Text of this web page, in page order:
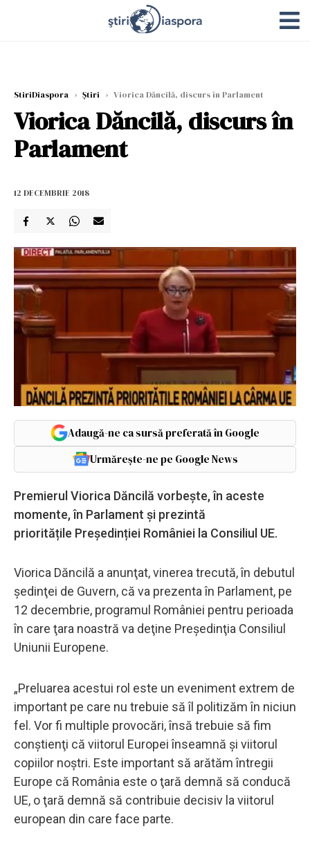
StiriDiaspora › Știri › Viorica Dăncilă, discurs în Parlament
Viorica Dăncilă, discurs în
Parlament
12 DECEMBRIE 2018
Adaugă-ne ca sursă preferată în Google
Urmărește-ne pe Google News
Premierul Viorica Dăncilă vorbește, în aceste
momente, în Parlament și prezintă
prioritățile Președinției României la Consiliul UE.
Viorica Dăncilă a anunţat, vinerea trecută, în debutul
şedinţei de Guvern, că va prezenta în Parlament, pe
12 decembrie, programul României pentru perioada
în care ţara noastră va deţine Preşedinţia Consiliul
Uniunii Europene.
„Preluarea acestui rol este un eveniment extrem de
important pe care nu trebuie să îl politizăm în niciun
fel. Vor fi multiple provocări, însă trebuie să fim
conştienţi că viitorul Europei înseamnă şi viitorul
copiilor noştri. Este important să arătăm întregii
Europe că România este o ţară demnă să conducă
UE, o ţară demnă să contribuie decisiv la viitorul
european din care face parte.